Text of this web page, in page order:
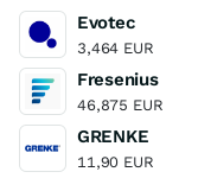
Evotec
3,464 EUR
Fresenius
46,875 EUR
GRENKE
11,90 EUR